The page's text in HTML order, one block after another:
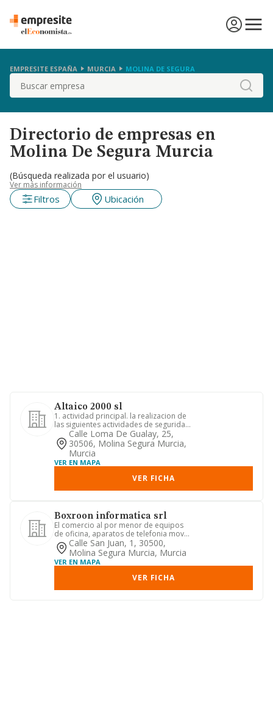
EMPRESITE ESPAÑA MURCIA MOLINA DE SEGURA
Buscar
Directorio de empresas en
Molina De Segura Murcia
(Búsqueda realizada por el usuario)
Ver más información
Filtros Ubicación
Altaico 2000 sl
1. actividad principal. la realizacion de
las siguientes actividades de seguridad
privada: a)la vig...
Calle Loma De Gualay, 25,
30506, Molina Segura Murcia,
Murcia
VER EN MAPA
VER FICHA
Boxroon informatica srl
El comercio al por menor de equipos
de oficina, aparatos de telefonia movil
y sus accesorios, asi c...
Calle San Juan, 1, 30500,
Molina Segura Murcia, Murcia
VER EN MAPA
VER FICHA